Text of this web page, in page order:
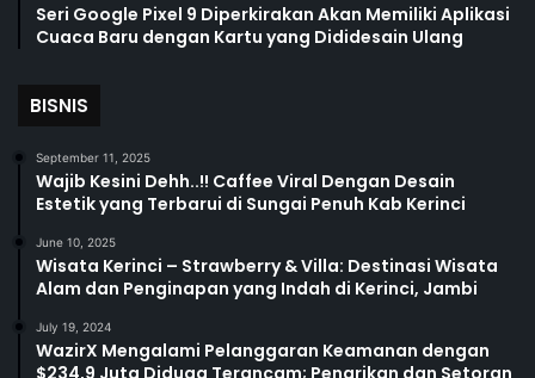
Seri Google Pixel 9 Diperkirakan Akan Memiliki Aplikasi
Cuaca Baru dengan Kartu yang Dididesain Ulang
BISNIS
September 11, 2025
Wajib Kesini Dehh..!! Caffee Viral Dengan Desain
Estetik yang Terbarui di Sungai Penuh Kab Kerinci
June 10, 2025
Wisata Kerinci – Strawberry & Villa: Destinasi Wisata
Alam dan Penginapan yang Indah di Kerinci, Jambi
July 19, 2024
WazirX Mengalami Pelanggaran Keamanan dengan
$234,9 Juta Diduga Terancam; Penarikan dan Setoran